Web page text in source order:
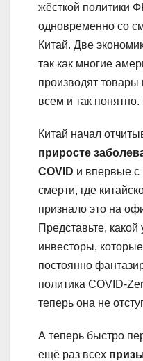
жёсткой политики
одновременно со
Китай. Две
так как многие
производят
всем и так
Китай начал
приросте
COVID и впервые
смерти, где
признало это на
Представьте,
инвесторы,
постоянно
политика COVID-
теперь она не
А теперь быстро
ещё раз всех